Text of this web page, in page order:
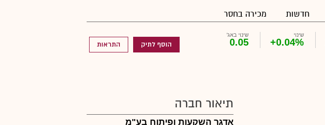
חדשות מכירה בחסר
שינוי
+0.04%
שינוי באג'
0.05 הוסף לתיק התראות
תיאור חברה
אדגר השקעות ופיתוח בע"מ